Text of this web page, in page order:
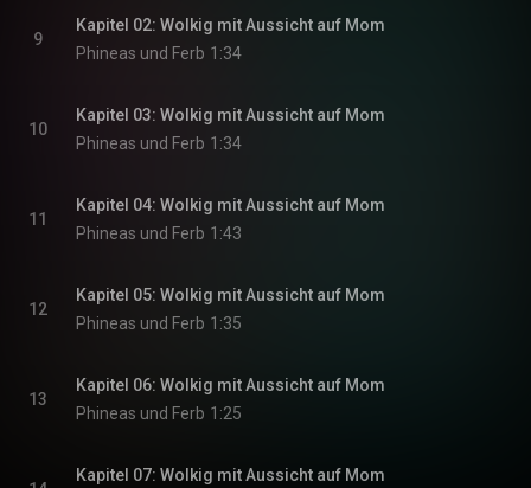
9
Kapitel 02: Wolkig mit Aussicht auf Mom
Phineas und Ferb 1:34
10
Kapitel 03: Wolkig mit Aussicht auf Mom
Phineas und Ferb 1:34
11
Kapitel 04: Wolkig mit Aussicht auf Mom
Phineas und Ferb 1:43
12
Kapitel 05: Wolkig mit Aussicht auf Mom
Phineas und Ferb 1:35
13
Kapitel 06: Wolkig mit Aussicht auf Mom
Phineas und Ferb 1:25
Kapitel 07: Wolkig mit Aussicht auf Mom